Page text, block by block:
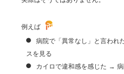
例えば
病院で「異常なし」と言われ
スを見る
カイロで違和感を感じた →